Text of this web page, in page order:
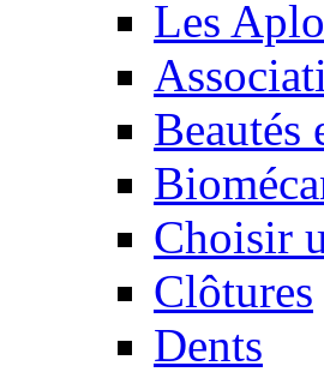
Les
Beautés
Choisir
Clôtures
Dents